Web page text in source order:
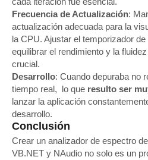
Frecuencia de Actualización:
actualización adecuada para la
la CPU. Ajustar el temporizador
equilibrar el rendimiento y la
crucial.
Desarrollo: Cuando depuraba no
tiempo real, lo que resulto ser
lanzar la aplicación
desarrollo.
Conclusión
Crear un analizador de espectro
VB.NET y NAudio no solo es un